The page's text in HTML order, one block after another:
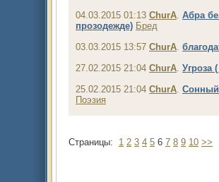
04.03.2015 01:13 ChurA. Абра
прозодежде) Бред
03.03.2015 13:57 ChurA.
27.02.2015 21:04 ChurA. Угроза
25.02.2015 21:04 ChurA. Сонный
Поэзия
Страницы: 1 2 3 4 5 6 7 8 9 10 >>